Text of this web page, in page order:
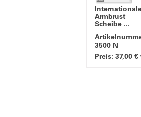
Internationale
Armbrust
Scheibe ...
3500 N
Preis: 37,00 €